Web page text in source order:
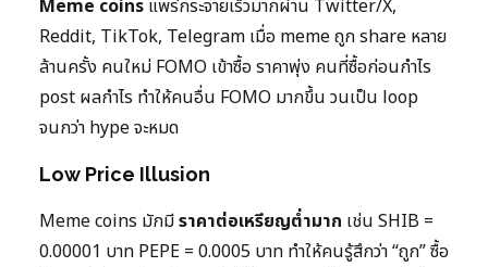
Meme coins แพร่กระจายเร็วมากผ่าน Twitter/X,
Reddit, TikTok, Telegram เมื่อ meme ถูก share หลาย
ล้านครั้ง คนใหม่ FOMO เข้าซื้อ ราคาพุ่ง คนที่ซื้อก่อนกำไร
post ผลกำไร ทำให้คนอื่น FOMO มากขึ้น วนเป็น loop
จนกว่า hype จะหมด
Low Price Illusion
Meme coins มักมีราคาต่อเหรียญต่ำมาก เช่น SHIB =
0.00001 บาท PEPE = 0.0005 บาท ทำให้คนรู้สึกว่า “ถูก” ซื้อ